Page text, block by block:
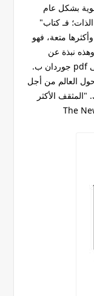
بشكل عام
فـ كتاب"
متعة، فهو
نبذة عن
الكتاب: كتاب 12 قاعدة للحياة: ترياق للفوضى pdf جوردان ب.
العالم من أجل
الأكثر